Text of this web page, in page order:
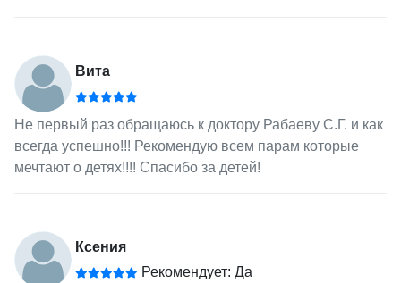
Вита
Не первый раз обращаюсь к доктору Рабаеву С.Г. и как
всегда успешно!!! Рекомендую всем парам которые
мечтают о детях!!!! Спасибо за детей!
Ксения
Рекомендует: Да